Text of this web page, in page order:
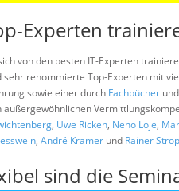
Experten
von den besten IT-Experten
sehr renommierte Top-Experten mit
sowie einer durch Fachbücher und
außergewöhnlichen
, Uwe Ricken, Neno Loje,
, André Krämer und Rainer
sind die